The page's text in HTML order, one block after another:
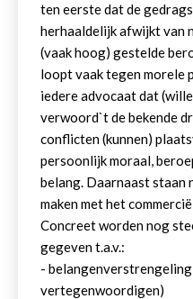
ten eerste dat de
herhaaldelijk afwijkt van
(vaak hoog) gestelde
loopt vaak tegen morele
iedere advocaat dat
verwoord`t de bekende
conflicten (kunnen)
persoonlijk moraal,
belang. Daarnaast staan
maken met het
Concreet worden nog
gegeven t.a.v.:
-
vertegenwoordigen)